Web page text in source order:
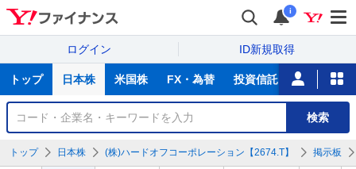
i
ログイン ID新規取得
サ
トップ 日本株 米国株 FX・為替 投資信託 ニュース
銘
検
検索
トップ 日本株 (株)ハードオフコーポレーション【2674.T】 掲示板